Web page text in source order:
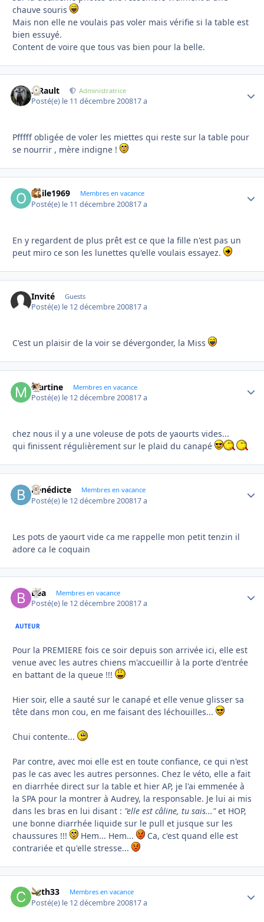
chauve souris
Mais non elle ne voulais pas voler mais vérifie si la table est
bien essuyé.
Content de voire que tous vas bien pour la belle.
S.Rault Administratrice
Posté(e) le 11 décembre 200817 a
Pfffff obligée de voler les miettes qui reste sur la table pour
se nourrir , mère indigne !
odile1969 Membres en vacance
Posté(e) le 11 décembre 200817 a
En y regardent de plus prêt est ce que la fille n'est pas un
peut miro ce son les lunettes qu'elle voulais essayez.
Invité Guests
Posté(e) le 12 décembre 200817 a
C'est un plaisir de la voir se dévergonder, la Miss
Martine Membres en vacance
Posté(e) le 12 décembre 200817 a
chez nous il y a une voleuse de pots de yaourts vides...
qui finissent régulièrement sur le plaid du canapé
bénédicte Membres en vacance
Posté(e) le 12 décembre 200817 a
Les pots de yaourt vide ca me rappelle mon petit tenzin il
adore ca le coquain
Bea Membres en vacance
Posté(e) le 12 décembre 200817 a
AUTEUR
Pour la PREMIERE fois ce soir depuis son arrivée ici, elle est
venue avec les autres chiens m'accueillir à la porte d'entrée
en battant de la queue !!!
Hier soir, elle a sauté sur le canapé et elle venue glisser sa
tête dans mon cou, en me faisant des léchouilles...
Chui contente...
Par contre, avec moi elle est en toute confiance, ce qui n'est
pas le cas avec les autres personnes. Chez le véto, elle a fait
en diarrhée direct sur la table et hier AP, je l'ai emmenée à
la SPA pour la montrer à Audrey, la responsable. Je lui ai mis
dans les bras en lui disant : "elle est câline, tu sais..."et HOP,
une bonne diarrhée liquide sur le pull et jusque sur les
chaussures !!!
Hem... Hem...
Ca, c'est quand elle est
contrariée et qu'elle stresse...
Cath33 Membres en vacance
Posté(e) le 12 décembre 200817 a